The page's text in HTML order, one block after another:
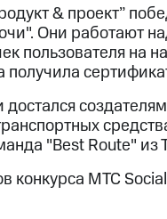
& проект”
Они работают
пользователя на
получила
"Best Route"
конкурса МТС